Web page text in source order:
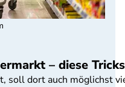
– diese
dort auch möglichst